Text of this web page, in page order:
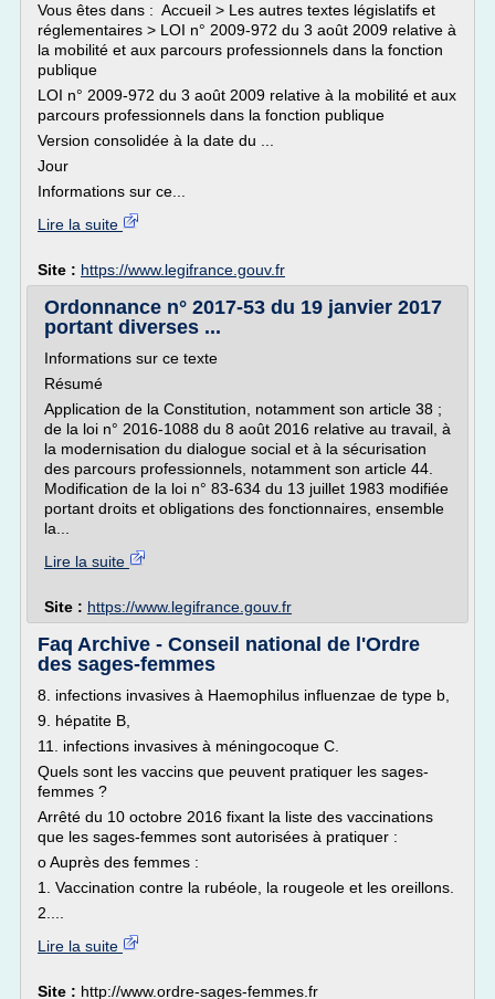
Vous êtes dans : Accueil > Les autres textes législatifs et
réglementaires > LOI n° 2009-972 du 3 août 2009 relative à
la mobilité et aux parcours professionnels dans la fonction
publique
LOI n° 2009-972 du 3 août 2009 relative à la mobilité et aux
parcours professionnels dans la fonction publique
Version consolidée à la date du ...
Jour
Informations sur ce...
Lire la suite
Site : https://www.legifrance.gouv.fr
Ordonnance n° 2017-53 du 19 janvier 2017
portant diverses ...
Informations sur ce texte
Résumé
Application de la Constitution, notamment son article 38 ;
de la loi n° 2016-1088 du 8 août 2016 relative au travail, à
la modernisation du dialogue social et à la sécurisation
des parcours professionnels, notamment son article 44.
Modification de la loi n° 83-634 du 13 juillet 1983 modifiée
portant droits et obligations des fonctionnaires, ensemble
la...
Lire la suite
Site : https://www.legifrance.gouv.fr
Faq Archive - Conseil national de l'Ordre
des sages-femmes
8. infections invasives à Haemophilus influenzae de type b,
9. hépatite B,
11. infections invasives à méningocoque C.
Quels sont les vaccins que peuvent pratiquer les sages-
femmes ?
Arrêté du 10 octobre 2016 fixant la liste des vaccinations
que les sages-femmes sont autorisées à pratiquer :
o Auprès des femmes :
1. Vaccination contre la rubéole, la rougeole et les oreillons.
2....
Lire la suite
Site : http://www.ordre-sages-femmes.fr